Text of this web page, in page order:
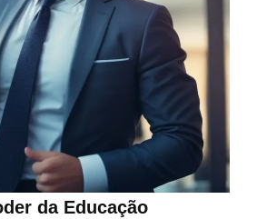
da Educação